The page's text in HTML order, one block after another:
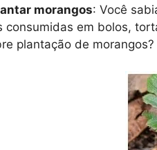
morangos: Você
consumidas em bolos,
plantação de